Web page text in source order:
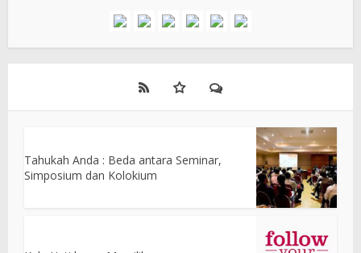
Tahukah Anda : Beda antara Seminar,
Simposium dan Kolokium